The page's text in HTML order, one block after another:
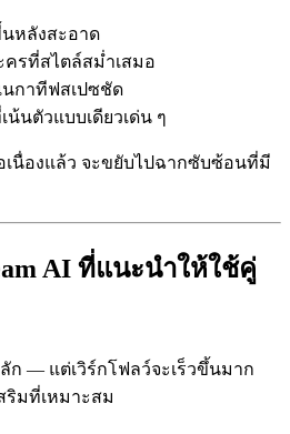
หลังสะอาด
รที่สไตล์สม่ำเสมอ
นกาทีฟสเปซชัด
นตัวแบบเดียวเด่น ๆ
นื่องแล้ว จะขยับไปฉากซับซ้อนที่มี
AI ที่แนะนำให้ใช้คู่
ลัก — แต่เวิร์กโฟลว์จะเร็วขึ้นมาก
ริมที่เหมาะสม